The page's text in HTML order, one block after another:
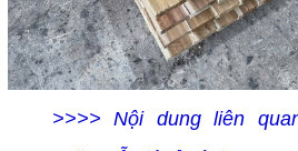
>>>> Nội dung liên